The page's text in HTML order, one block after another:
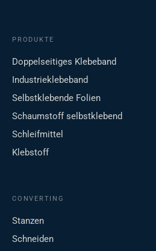
PRODUKTE
Doppelseitiges Klebeband
Industrieklebeband
Selbstklebende Folien
Schaumstoff selbstklebend
Schleifmittel
Klebstoff
CONVERTING
Stanzen
Schneiden